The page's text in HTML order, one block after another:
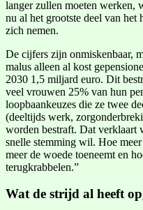
langer zullen moeten werken,
nu al het grootste deel van
zich nemen.
De cijfers zijn onmiskenbaar,
malus alleen al kost
2030 1,5 miljard euro. Dit
veel vrouwen 25% van hun
loopbaankeuzes die ze twee
(deeltijds werk,
worden bestraft. Dat verklaart
snelle stemming wil. Hoe
meer de woede toeneemt en
terugkrabbelen.”
Wat de strijd al heeft